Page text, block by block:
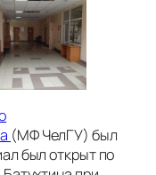
(МФ ЧелГУ) был
был открыт по